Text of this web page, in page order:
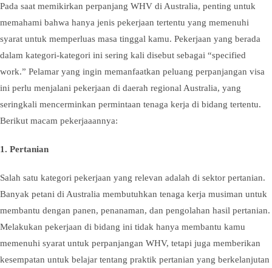
Pada saat memikirkan perpanjang WHV di Australia, penting untuk
memahami bahwa hanya jenis pekerjaan tertentu yang memenuhi
syarat untuk memperluas masa tinggal kamu. Pekerjaan yang berada
dalam kategori-kategori ini sering kali disebut sebagai “specified
work.” Pelamar yang ingin memanfaatkan peluang perpanjangan visa
ini perlu menjalani pekerjaan di daerah regional Australia, yang
seringkali mencerminkan permintaan tenaga kerja di bidang tertentu.
Berikut macam pekerjaaannya:
1. Pertanian
Salah satu kategori pekerjaan yang relevan adalah di sektor pertanian.
Banyak petani di Australia membutuhkan tenaga kerja musiman untuk
membantu dengan panen, penanaman, dan pengolahan hasil pertanian.
Melakukan pekerjaan di bidang ini tidak hanya membantu kamu
memenuhi syarat untuk perpanjangan WHV, tetapi juga memberikan
kesempatan untuk belajar tentang praktik pertanian yang berkelanjutan